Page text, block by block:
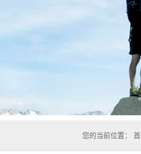
您的当前位置：